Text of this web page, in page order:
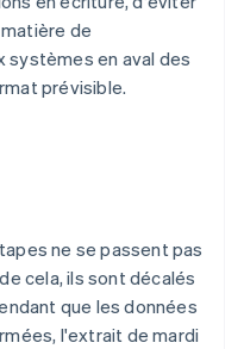
de
systèmes en aval des
prévisible.
ne se passent pas
cela, ils sont décalés
que les données
l'extrait de mardi